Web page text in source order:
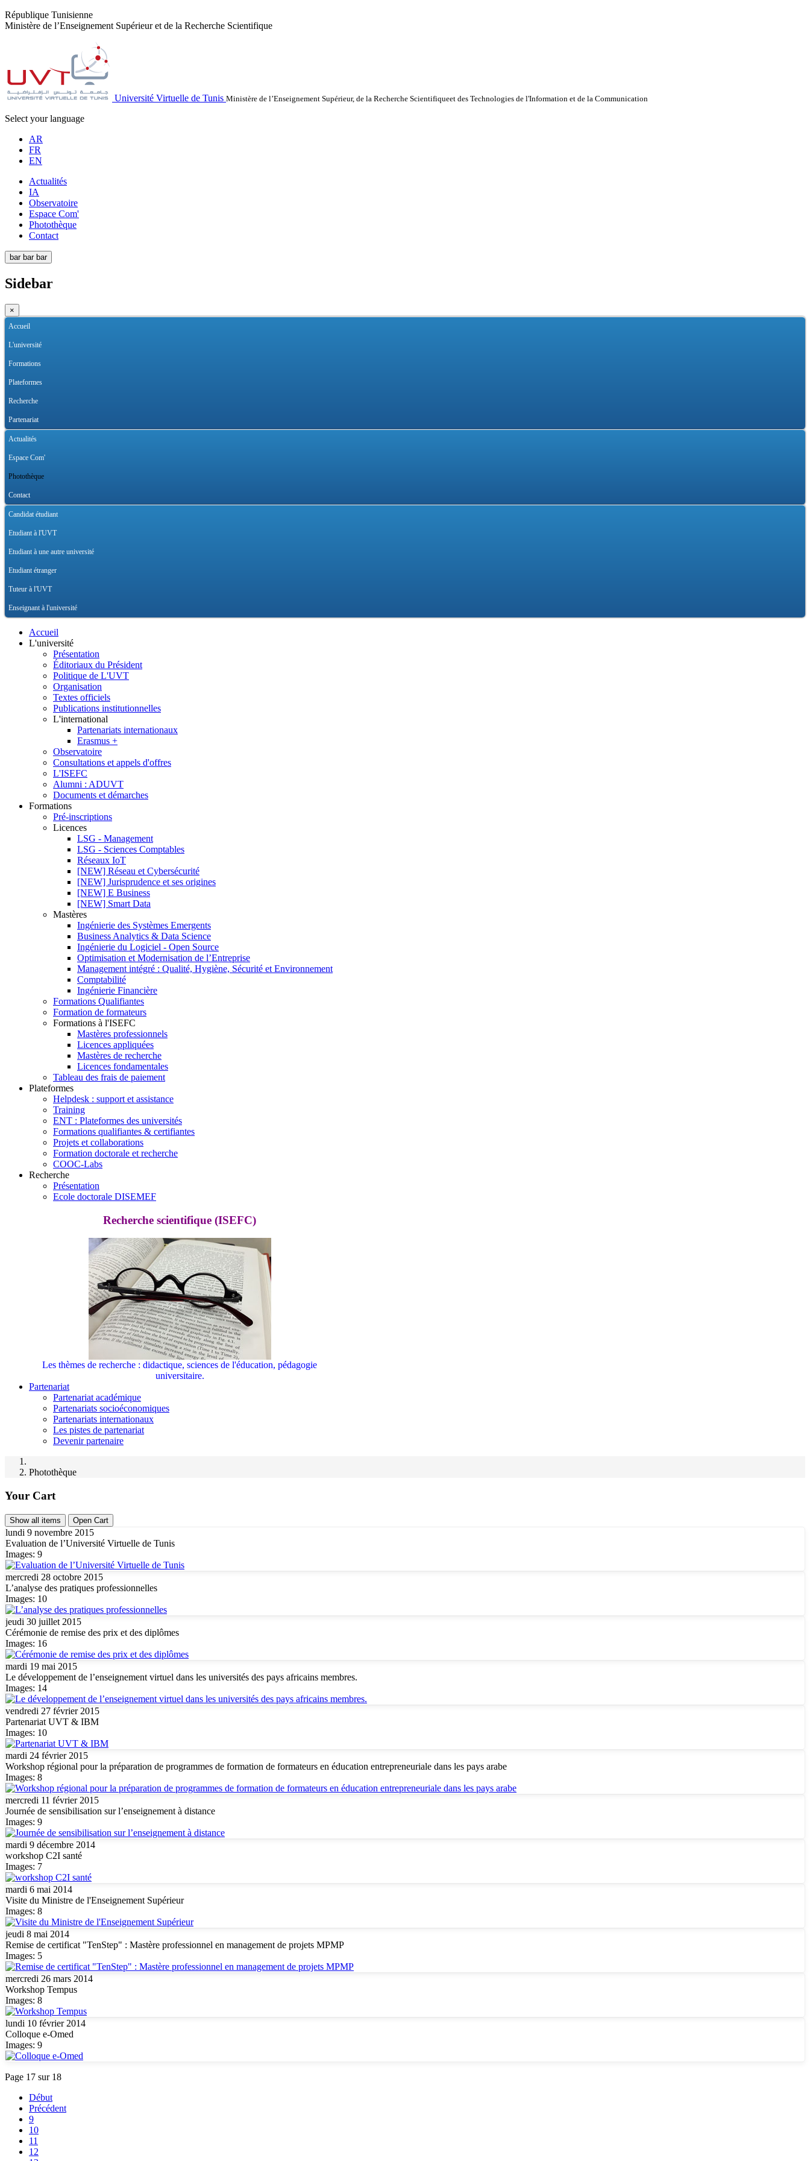
République Tunisienne
Ministère de l’Enseignement Supérieur et de la Recherche Scientifique
Université Virtuelle de Tunis Ministère de l’Enseignement Supérieur, de la Recherche Scientifiqueet des Technologies de l'Information et de la Communication
Select your language
AR
FR
EN
Actualités
IA
Observatoire
Espace Com'
Photothèque
Contact
bar bar bar
Sidebar
×
Accueil
L'université
Formations
Plateformes
Recherche
Partenariat
Actualités
Espace Com'
Photothèque
Contact
Candidat étudiant
Etudiant à l'UVT
Etudiant à une autre université
Etudiant étranger
Tuteur à l'UVT
Enseignant à l'université
Accueil
L'université
Présentation
Éditoriaux du Président
Politique de L'UVT
Organisation
Textes officiels
Publications institutionnelles
L'international
Partenariats internationaux
Erasmus +
Observatoire
Consultations et appels d'offres
L'ISEFC
Alumni : ADUVT
Documents et démarches
Formations
Pré-inscriptions
Licences
LSG - Management
LSG - Sciences Comptables
Réseaux IoT
[NEW] Réseau et Cybersécurité
[NEW] Jurisprudence et ses origines
[NEW] E Business
[NEW] Smart Data
Mastères
Ingénierie des Systèmes Emergents
Business Analytics & Data Science
Ingénierie du Logiciel - Open Source
Optimisation et Modernisation de l’Entreprise
Management intégré : Qualité, Hygiène, Sécurité et Environnement
Comptabilité
Ingénierie Financière
Formations Qualifiantes
Formation de formateurs
Formations à l'ISEFC
Mastères professionnels
Licences appliquées
Mastères de recherche
Licences fondamentales
Tableau des frais de paiement
Plateformes
Helpdesk : support et assistance
Training
ENT : Plateformes des universités
Formations qualifiantes & certifiantes
Projets et collaborations
Formation doctorale et recherche
COOC-Labs
Recherche
Présentation
Ecole doctorale DISEMEF
Recherche scientifique (ISEFC)
Les thèmes de recherche : didactique, sciences de l'éducation, pédagogie
universitaire.
Partenariat
Partenariat académique
Partenariats socioéconomiques
Partenariats internationaux
Les pistes de partenariat
Devenir partenaire
Photothèque
Your Cart
Show all items Open Cart
lundi 9 novembre 2015
Evaluation de l’Université Virtuelle de Tunis
Images: 9
mercredi 28 octobre 2015
L’analyse des pratiques professionnelles
Images: 10
jeudi 30 juillet 2015
Cérémonie de remise des prix et des diplômes
Images: 16
mardi 19 mai 2015
Le développement de l’enseignement virtuel dans les universités des pays africains membres.
Images: 14
vendredi 27 février 2015
Partenariat UVT & IBM
Images: 10
mardi 24 février 2015
Workshop régional pour la préparation de programmes de formation de formateurs en éducation entrepreneuriale dans les pays arabe
Images: 8
mercredi 11 février 2015
Journée de sensibilisation sur l’enseignement à distance
Images: 9
mardi 9 décembre 2014
workshop C2I santé
Images: 7
mardi 6 mai 2014
Visite du Ministre de l'Enseignement Supérieur
Images: 8
jeudi 8 mai 2014
Remise de certificat "TenStep" : Mastère professionnel en management de projets MPMP
Images: 5
mercredi 26 mars 2014
Workshop Tempus
Images: 8
lundi 10 février 2014
Colloque e-Omed
Images: 9
Page 17 sur 18
Début
Précédent
9
10
11
12